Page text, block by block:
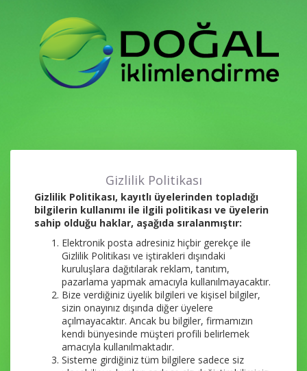
Gizlilik Politikası
Gizlilik Politikası, kayıtlı üyelerinden topladığı
bilgilerin kullanımı ile ilgili politikası ve üyelerin
sahip olduğu haklar, aşağıda sıralanmıştır:
Elektronik posta adresiniz hiçbir gerekçe ile
Gizlilik Politikası ve iştirakleri dışındaki
kuruluşlara dağıtılarak reklam, tanıtım,
pazarlama yapmak amacıyla kullanılmayacaktır.
Bize verdiğiniz üyelik bilgileri ve kişisel bilgiler,
sizin onayınız dışında diğer üyelere
açılmayacaktır. Ancak bu bilgiler, firmamızın
kendi bünyesinde müşteri profili belirlemek
amacıyla kullanılmaktadır.
Sisteme girdiğiniz tüm bilgilere sadece siz